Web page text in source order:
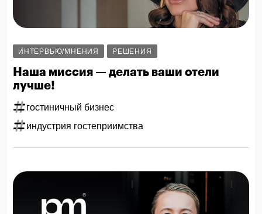
ИНТЕРВЬЮ/МНЕНИЯ РЕШЕНИЯ
Наша миссия — делать ваши отели
лучше!
гостиничный бизнес
индустрия гостеприимства